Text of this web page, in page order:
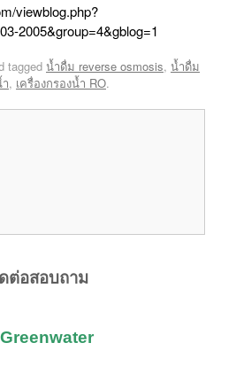
viewblog.php?
2005&group=4&gblog=1
tagged น้ำดื่ม reverse osmosis, น้ำดื่ม
, เครื่องกรองน้ำ RO.
ต่อสอบถาม